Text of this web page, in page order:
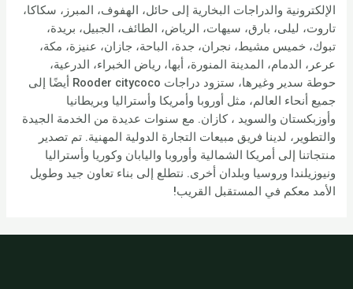
الإلكترونية والدراجات البخارية إلى حائل، الهفوف، المبرز، سكاكا،
تاروت، ليلى، بارق، سيهات، الرياض، الطائف، الجبيل، بريدة،
تبوك، خميس مشيط، نجران، جدة، الباحة، جازان، عنيزة، مكة،
عرعر، الدمام، المدينة المنورة، أبها، رياض الخبراء، الدرعية،
حوطة سدير وغيرها، ستزود دراجات Rooder citycoco أيضًا إلى
جميع أنحاء العالم، مثل أوروبا وأمريكا وأستراليا وبريطانيا
وأوزبكستان والسويد ، كازان. مع سنوات عديدة من الخدمة الجيدة
والتطوير، لدينا فريق مبيعات التجارة الدولية المهنية. تم تصدير
منتجاتنا إلى أمريكا الشمالية وأوروبا واليابان وكوريا وأستراليا
ونيوزيلندا وروسيا وبلدان أخرى. نتطلع إلى بناء تعاون جيد وطويل
الأمد معكم في المستقبل القريب!